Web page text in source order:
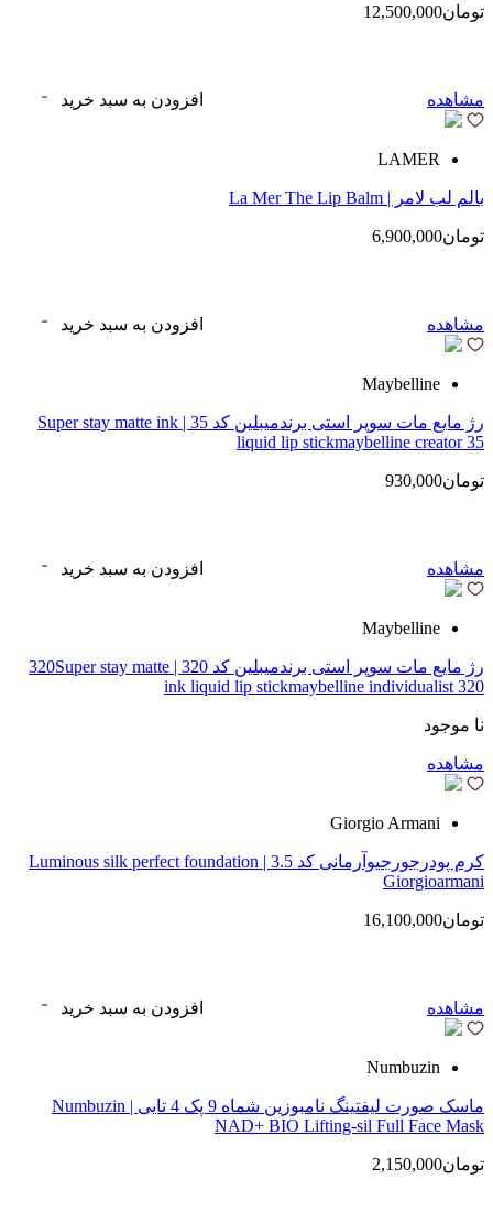
تومان12,500,000
مشاهده افزودن به سبد خرید
LAMER
بالم لب لامر | La Mer The Lip Balm
تومان6,900,000
مشاهده افزودن به سبد خرید
Maybelline
رژ مایع مات سوپر استی‌ برندمیبلین کد 35 | Super stay matte ink
liquid lip stickmaybelline creator 35
تومان930,000
مشاهده افزودن به سبد خرید
Maybelline
رژ مایع مات سوپر استی‌ برندمیبلین کد 320 | 320Super stay matte
ink liquid lip stickmaybelline individualist 320
نا موجود
مشاهده
Giorgio Armani
کرم پودرجورجیوآرمانی کد 3.5 | Luminous silk perfect foundation
Giorgioarmani
تومان16,100,000
مشاهده افزودن به سبد خرید
Numbuzin
ماسک صورت لیفتینگ نامبوزین شماه 9 پک 4 تایی | Numbuzin
NAD+ BIO Lifting-sil Full Face Mask
تومان2,150,000